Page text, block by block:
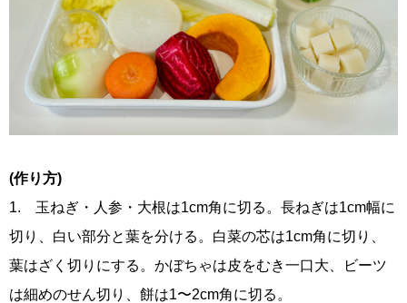
(作り方)
1. 玉ねぎ・人参・大根は1cm角に切る。長ねぎは1cm幅に
切り、白い部分と葉を分ける。白菜の芯は1cm角に切り、
葉はざく切りにする。かぼちゃは皮をむき一口大、ビーツ
は細めのせん切り、餅は1〜2cm角に切る。